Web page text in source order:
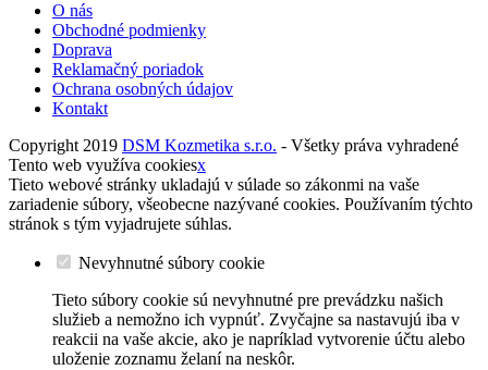
O nás
Obchodné podmienky
Doprava
Reklamačný poriadok
Ochrana osobných údajov
Kontakt
Copyright 2019 DSM Kozmetika s.r.o. - Všetky práva vyhradené
Tento web využíva cookiesx
Tieto webové stránky ukladajú v súlade so zákonmi na vaše
zariadenie súbory, všeobecne nazývané cookies. Používaním týchto
stránok s tým vyjadrujete súhlas.
Nevyhnutné súbory cookie
Tieto súbory cookie sú nevyhnutné pre prevádzku našich
služieb a nemožno ich vypnúť. Zvyčajne sa nastavujú iba v
reakcii na vaše akcie, ako je napríklad vytvorenie účtu alebo
uloženie zoznamu želaní na neskôr.